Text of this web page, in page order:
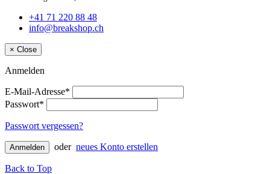
+41 71 220 88 48
info@breakshop.ch
× Close
Anmelden
E-Mail-Adresse*
Passwort*
Passwort vergessen?
Anmelden oder neues Konto erstellen
Back to Top